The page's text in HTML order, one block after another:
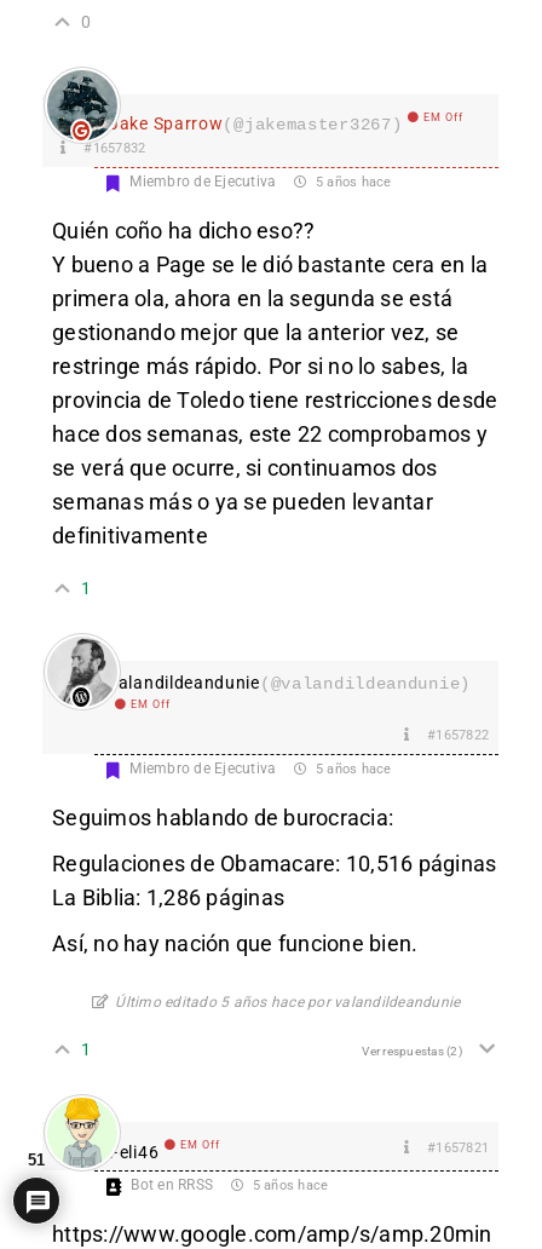
0
Jake Sparrow(@jakemaster3267) EM Off
#1657832
Miembro de Ejecutiva 5 años hace
Quién coño ha dicho eso??
Y bueno a Page se le dió bastante cera en la
primera ola, ahora en la segunda se está
gestionando mejor que la anterior vez, se
restringe más rápido. Por si no lo sabes, la
provincia de Toledo tiene restricciones desde
hace dos semanas, este 22 comprobamos y
se verá que ocurre, si continuamos dos
semanas más o ya se pueden levantar
definitivamente
1
valandildeandunie(@valandildeandunie)
EM Off
#1657822
Miembro de Ejecutiva 5 años hace
Seguimos hablando de burocracia:
Regulaciones de Obamacare: 10,516 páginas
La Biblia: 1,286 páginas
Así, no hay nación que funcione bien.
Último editado 5 años hace por valandildeandunie
1 Ver respuestas(2)
Feli46 EM Off #1657821
Bot en RRSS 5 años hace
https://www.google.com/amp/s/amp.20min
51